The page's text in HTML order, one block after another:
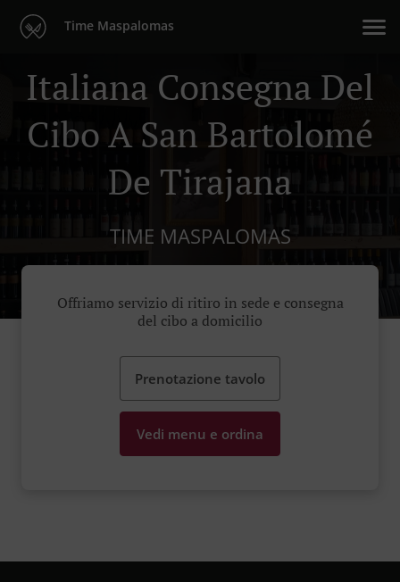
Time Maspalomas
Italiana Consegna Del
Cibo A San Bartolomé
De Tirajana
TIME MASPALOMAS
Offriamo servizio di ritiro in sede e consegna
del cibo a domicilio
Prenotazione tavolo
Vedi menu e ordina